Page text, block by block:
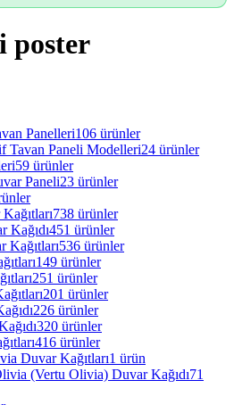
poster
Panelleri106 ürünler
Tavan Paneli Modelleri24 ürünler
59 ürünler
Paneli23 ürünler
738 ürünler
Kağıdı451 ürünler
Kağıtları536 ürünler
149 ürünler
251 ürünler
201 ürünler
226 ürünler
320 ürünler
416 ürünler
Duvar Kağıtları1 ürün
(Vertu Olivia) Duvar Kağıdı71